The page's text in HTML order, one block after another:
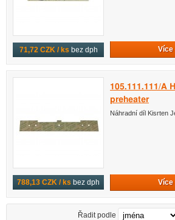
71,72 CZK / ks bez dph Více
788,13 CZK / ks bez dph
105.111.111/A
preheater
Náhradní díl Kisrten
Více
Řadit podle